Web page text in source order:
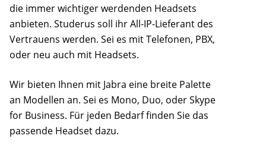
die immer wichtiger werdenden Headsets
anbieten. Studerus soll ihr All-IP-Lieferant des
Vertrauens werden. Sei es mit Telefonen, PBX,
oder neu auch mit Headsets.
Wir bieten Ihnen mit Jabra eine breite Palette
an Modellen an. Sei es Mono, Duo, oder Skype
for Business. Für jeden Bedarf finden Sie das
passende Headset dazu.